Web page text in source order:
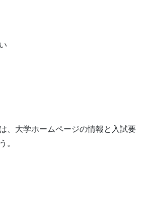
、大学ホームページの情報と入試要
。